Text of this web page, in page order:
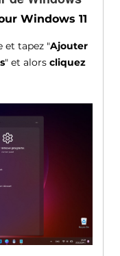
Windows 11
et tapez "Ajouter
" et alors cliquez